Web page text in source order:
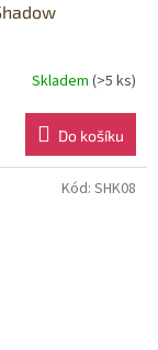
Skladem (>5 ks)
Do košíku
Kód: SHK08